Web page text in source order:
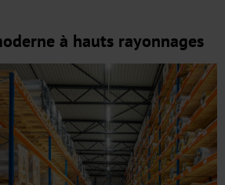
à hauts rayonnages